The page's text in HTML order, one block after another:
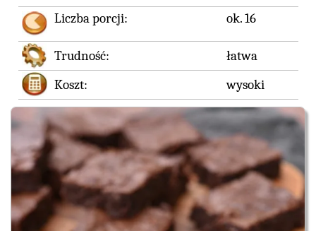
Liczba porcji:
ok. 16
Trudność:
łatwa
Koszt:
wysoki